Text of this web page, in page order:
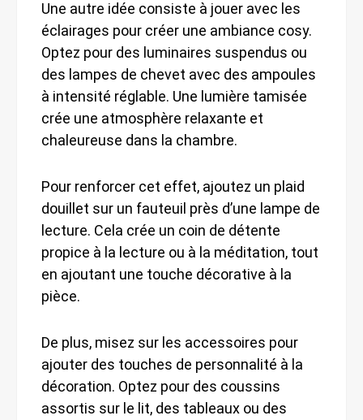
Une autre idée consiste à jouer avec les
éclairages pour créer une ambiance cosy.
Optez pour des luminaires suspendus ou
des lampes de chevet avec des ampoules
à intensité réglable. Une lumière tamisée
crée une atmosphère relaxante et
chaleureuse dans la chambre.
Pour renforcer cet effet, ajoutez un plaid
douillet sur un fauteuil près d’une lampe de
lecture. Cela crée un coin de détente
propice à la lecture ou à la méditation, tout
en ajoutant une touche décorative à la
pièce.
De plus, misez sur les accessoires pour
ajouter des touches de personnalité à la
décoration. Optez pour des coussins
assortis sur le lit, des tableaux ou des